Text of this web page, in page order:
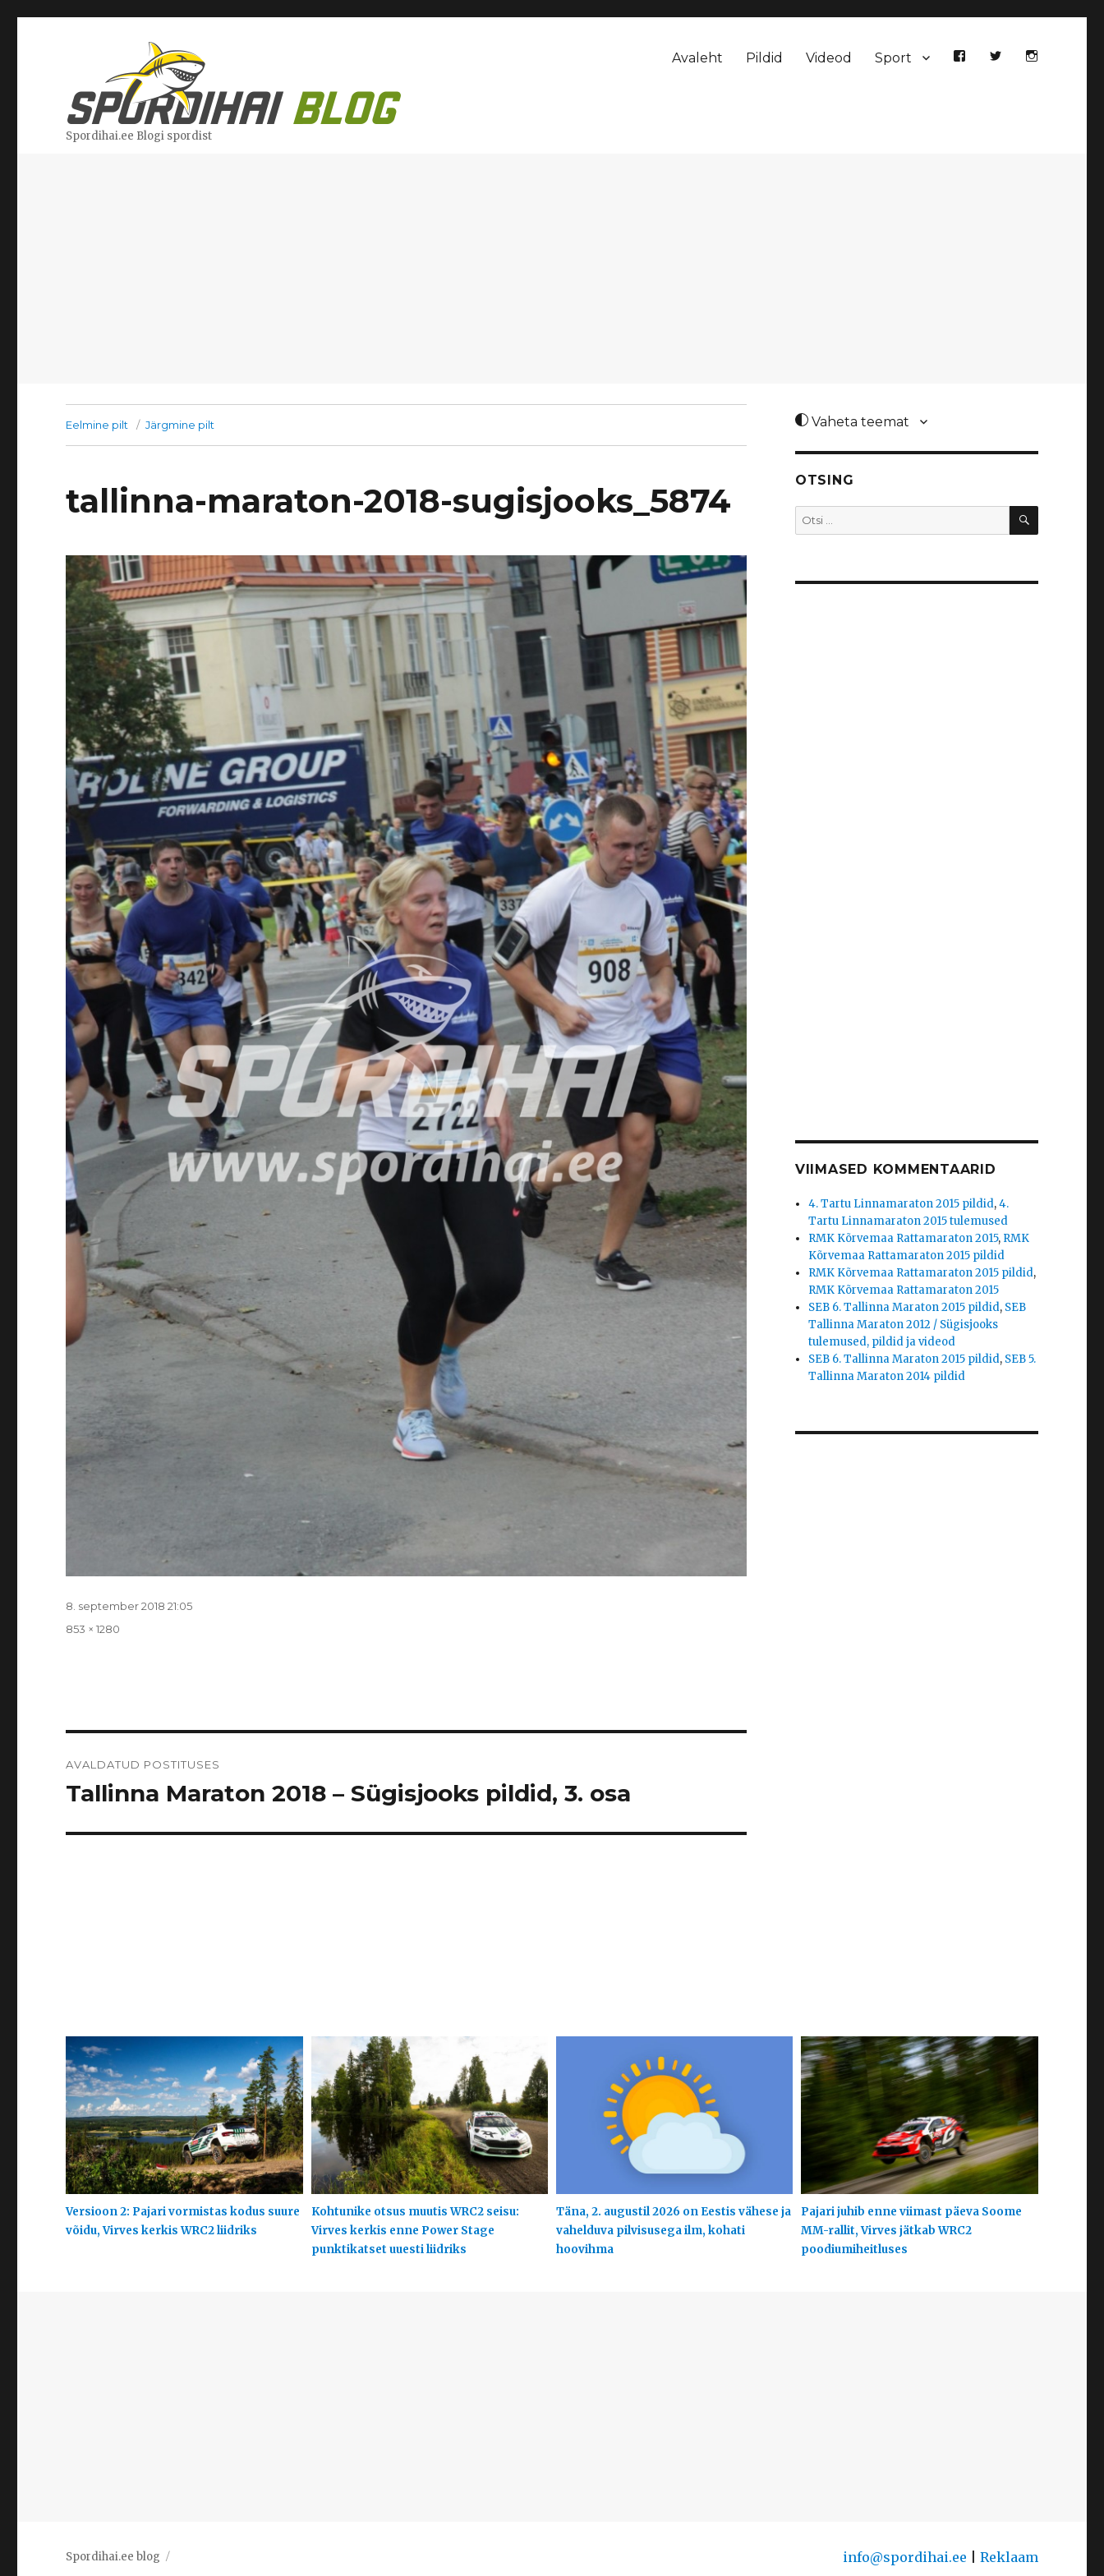
Spordihai.ee Blogi spordist
Avaleht Pildid Videod Sport
Eelmine pilt Järgmine pilt
tallinna-maraton-2018-sugisjooks_5874
Postitatud
8. september 2018 21:05
Täissuurus
853 × 1280
AVALDATUD POSTITUSES
Tallinna Maraton 2018 – Sügisjooks pildid, 3. osa
Vaheta teemat
OTSING
Otsi: OTSI
VIIMASED KOMMENTAARID
4. Tartu Linnamaraton 2015 pildid,4.
Tartu Linnamaraton 2015 tulemused
RMK Kõrvemaa Rattamaraton 2015, RMK
Kõrvemaa Rattamaraton 2015 pildid
RMK Kõrvemaa Rattamaraton 2015 pildid,
RMK Kõrvemaa Rattamaraton 2015
SEB 6. Tallinna Maraton 2015 pildid, SEB
Tallinna Maraton 2012 / Sügisjooks
tulemused, pildid ja videod
SEB 6. Tallinna Maraton 2015 pildid, SEB 5.
Tallinna Maraton 2014 pildid
Versioon 2: Pajari vormistas kodus suure
võidu, Virves kerkis WRC2 liidriks
Kohtunike otsus muutis WRC2 seisu:
Virves kerkis enne Power Stage
punktikatset uuesti liidriks
Täna, 2. augustil 2026 on Eestis vähese ja
vahelduva pilvisusega ilm, kohati
hoovihma
Pajari juhib enne viimast päeva Soome
MM-rallit, Virves jätkab WRC2
poodiumiheitluses
Spordihai.ee blog info@spordihai.ee Reklaam